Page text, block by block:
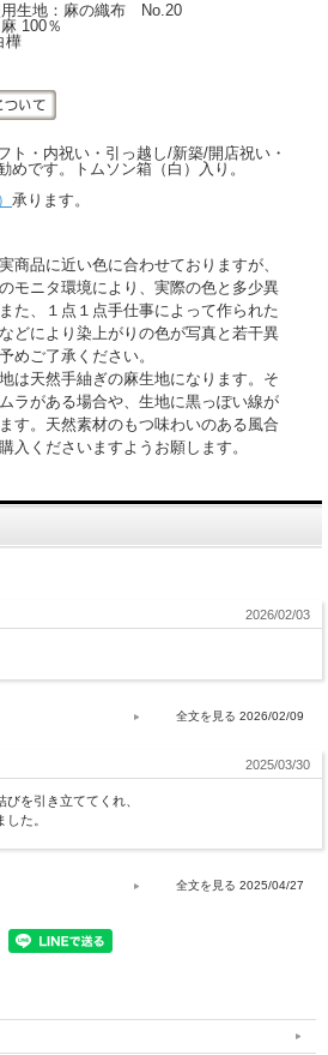
生地：麻の織布 No.20
100％
樺
ト・内祝い・引っ越し/新築/開店祝い・
めです。トムソン箱（白）入り。
承ります。
商品に近い色に合わせておりますが、
モニタ環境により、実際の色と多少異
た、１点１点手仕事によって作られた
どにより染上がりの色が写真と若干異
めご了承ください。
は天然手紬ぎの麻生地になります。そ
ラがある場合や、生地に黒っぽい線が
す。天然素材のもつ味わいのある風合
入くださいますようお願します。
2026/02/03
2026/02/09
2025/03/30
を引き立ててくれ、
た。
2025/04/27